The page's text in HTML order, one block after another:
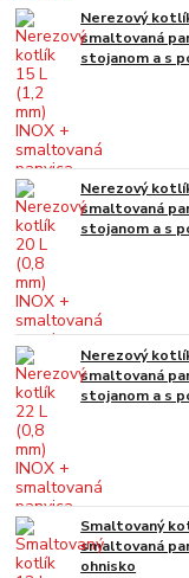
Nerezový
smaltovaná
stojanom a s
Nerezový
smaltovaná
stojanom a s
Nerezový
smaltovaná
stojanom a s
Smaltovaný
smaltovaná
ohnisko